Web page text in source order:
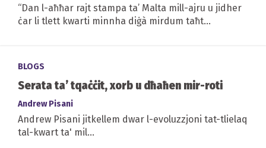
“Dan l-aħħar rajt stampa ta’ Malta mill-ajru u jidher
ċar li tlett kwarti minnha diġà mirdum taħt
BLOGS
Serata ta’ tqaċċit, xorb u dħaħen mir-roti
Andrew Pisani
Andrew Pisani jitkellem dwar l-evoluzzjoni tat-tlielaq
tal-kwart ta' mil...